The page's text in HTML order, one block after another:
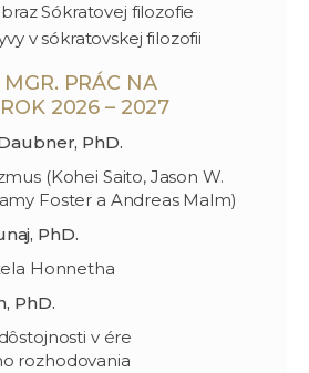
Sókratovej filozofie
v sókratovskej filozofii
PRÁC NA
2026 – 2027
PhD.
(Kohei Saito, Jason W.
Foster a Andreas Malm)
PhD.
Honnetha
PhD.
v ére
rozhodovania